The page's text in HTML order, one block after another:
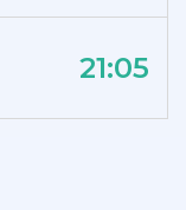
21:05